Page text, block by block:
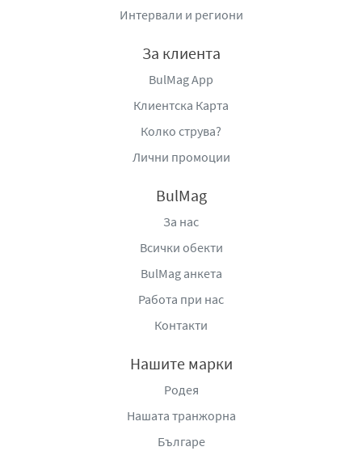
иновация, страст за работа и дух, на саможертва,
Антонели предлагат първи на пазара кроасани с
кремове и конфитюри, създават продукти с двойна
и предпочитанията на потребителите. Всички тези
иновативни продукти, както и традиционните с
Да не забравяме и сезонните продукти по време на
празници като Великден и Коледа.
нуждите и здравето на потребителите, всички
продукти са реализирани без хидрогенирани мазнини,
и създава нова линия на кроасаните - без захар.
: НИКО-86, гр. София 1528, жк. Дружба,
eshop@niko-86.com
Интервали и региони
За клиента
BulMag App
Клиентска Карта
Колко струва?
Лични промоции
BulMag
За нас
Всички обекти
BulMag анкета
Работа при нас
Контакти
Нашите марки
Родея
Нашата транжорна
Българе